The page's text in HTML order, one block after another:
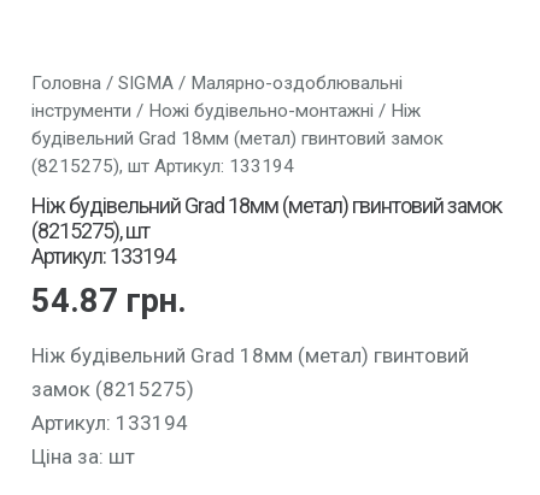
Головна/ SIGMA/ Малярно-оздоблювальні
інструменти / Ножі будівельно-монтажні / Ніж
будівельний Grad 18мм (метал) гвинтовий замок
(8215275), шт Артикул: 133194
Ніж будівельний Grad 18мм (метал) гвинтовий замок
(8215275), шт
Артикул: 133194
54.87 грн.
Ніж будівельний Grad 18мм (метал) гвинтовий
замок (8215275)
Артикул: 133194
Ціна за: шт